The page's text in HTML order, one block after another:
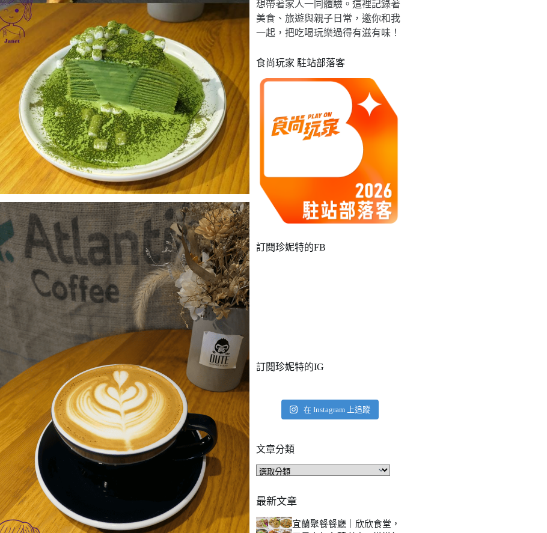
想帶著家人一同體驗。這裡記錄著
美食、旅遊與親子日常，邀你和我
一起，把吃喝玩樂過得有滋有味！
食尚玩家 駐站部落客
訂閱珍妮特的FB
訂閱珍妮特的IG
在 Instagram 上追蹤
文章分類
文
分
類
最新文章
宜蘭聚餐餐廳｜欣欣食堂，